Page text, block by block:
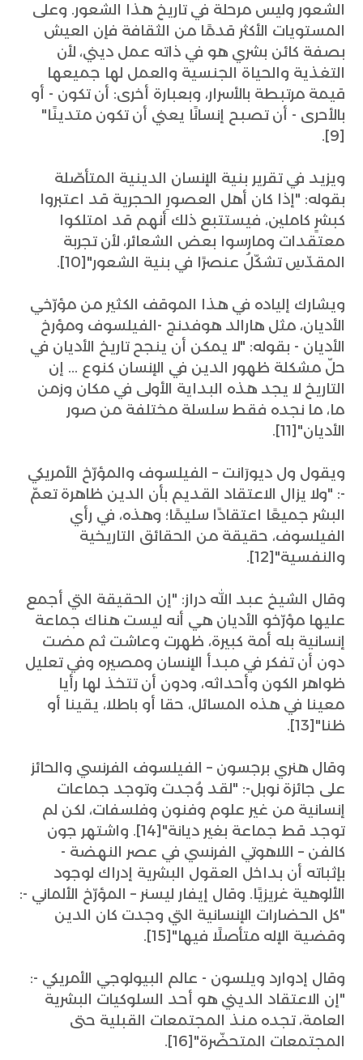
الشعور وليس مرحلة في تاريخ هذا الشعور. وعلى
المستويات الأكثر قدمًا من الثقافة فإن العيش
بصفة كائن بشري هو في ذاته عمل ديني، لأن
التغذية والحياة الجنسية والعمل لها جميعها
قيمة مرتبطة بالأسرار، وبعبارة أخرى: أن تكون - أو
بالأحرى - أن تصبح إنسانًا يعني أن تكون متدينًا"
[9].
ويزيد في تقرير بنية الإنسان الدينية المتأصّلة
بقوله: "إذا كان أهل العصورِ الحجرية قد اعتبروا
كبشرٍ كاملين، فيستتبع ذلك أنهم قد امتلكوا
معتقدات ومارسوا بعض الشعائر، لأن تجربة
المقدّسِ تشكّلُ عنصرًا في بنية الشعور"[10].
ويشارك إلياده في هذا الموقف الكثير من مؤرّخي
الأديان، مثل هارالد هوفدنج -الفيلسوف ومؤرخ
الأديان - بقوله: "لا يمكن أن ينجح تاريخ الأديان في
حلّ مشكلة ظهور الدين في الإنسان كنوع ... إن
التاريخ لا يجد هذه البداية الأولى في مكان وزمن
ما، ما نجده فقط سلسلة مختلفة من صور
الأديان"[11].
ويقول ول ديورَانت – الفيلسوف والمؤرّخ الأمريكي
-: "ولا يزال الاعتقاد القديم بأن الدين ظاهرة تعمّ
البشر جميعًا اعتقادًا سليمًا؛ وهذه، في رأي
الفيلسوف، حقيقة من الحقائق التاريخية
والنفسية"[12].
وقال الشيخ عبد الله دراز: "إن الحقيقة التي أجمع
عليها مؤرّخو الأديان هي أنه ليست هناك جماعة
إنسانية بله أمة كبيرة، ظهرت وعاشت ثم مضت
دون أن تفكر في مبدأ الإنسان ومصيره وفي تعليل
ظواهر الكون وأحداثه، ودون أن تتخذ لها رأيا
معينا في هذه المسائل، حقا أو باطلا، يقينا أو
ظنا"[13].
وقال هنري برجسون – الفيلسوف الفرنسي والحائز
على جائزة نوبل-: "لقد وُجدت وتوجد جماعات
إنسانية من غير علوم وفنون وفلسفات، لكن لم
توجد قط جماعة بغير ديانة"[14]. واشتهر جون
كالفن – اللاهوتي الفرنسي في عصر النهضة -
بإثباته أن بداخل العقول البشرية إدراك لوجود
الألوهية غريزيًا. وقال إيفار ليسنر – المؤرّخ الألماني -:
"كل الحضارات الإنسانية التي وجدت كان الدين
وقضية الإله متأصلًا فيها"[15].
وقال إدوارد ويلسون - عالم البيولوجي الأمريكي -:
"إن الاعتقاد الديني هو أحد السلوكيات البشرية
العامة، تجده منذ المجتمعات القبلية حتى
المجتمعات المتحضّرة"[16].